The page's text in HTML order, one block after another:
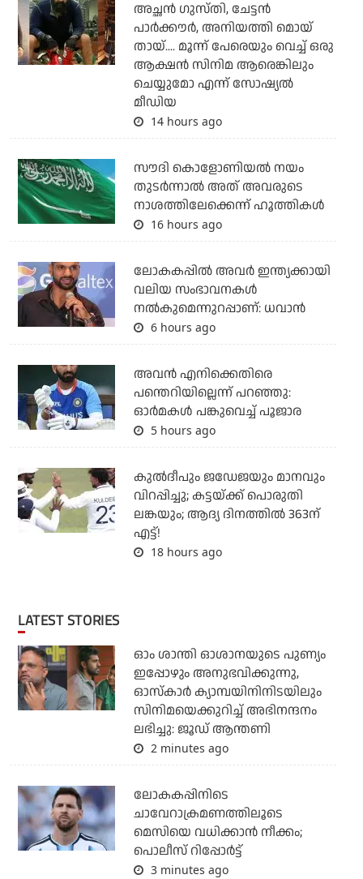
അച്ഛന്‍ ഗുസ്തി, ചേട്ടന്‍
പാര്‍ക്കൗര്‍, അനിയത്തി മൊയ്
തായ്.... മൂന്ന് പേരെയും വെച്ച് ഒരു
ആക്ഷന്‍ സിനിമ ആരെങ്കിലും
ചെയ്യുമോ എന്ന് സോഷ്യല്‍
മീഡിയ
14 hours ago
സൗദി കൊളോണിയല്‍ നയം
തുടര്‍ന്നാല്‍ അത് അവരുടെ
നാശത്തിലേക്കെന്ന് ഹൂത്തികള്‍
16 hours ago
ലോകകപ്പിൽ അവര്‍ ഇന്ത്യക്കായി
വലിയ സംഭാവനകള്‍
നല്‍കുമെന്നുറപ്പാണ്: ധവാന്‍
6 hours ago
അവന്‍ എനിക്കെതിരെ
പന്തെറിയില്ലെന്ന് പറഞ്ഞു:
ഓര്‍മകള്‍ പങ്കുവെച്ച് പൂജാര
5 hours ago
കുല്‍ദീപും ജഡേജയും മാനവും
വിറപ്പിച്ചു; കട്ടയ്ക്ക് പൊരുതി
ലങ്കയും; ആദ്യ ദിനത്തില്‍ 363ന്
എട്ട്!
18 hours ago
LATEST STORIES
ഓം ശാന്തി ഓശാനയുടെ പുണ്യം
ഇപ്പോഴും അനുഭവിക്കുന്നു,
ഓസ്കാർ ക്യാമ്പയിനിനിടയിലും
സിനിമയെക്കുറിച്ച് അഭിനന്ദനം
ലഭിച്ചു: ജൂഡ് ആന്തണി
2 minutes ago
ലോകകപ്പിനിടെ
ചാവേറാക്രമണത്തിലൂടെ
മെസിയെ വധിക്കാന്‍ നീക്കം;
പൊലീസ് റിപ്പോര്‍ട്ട്
3 minutes ago